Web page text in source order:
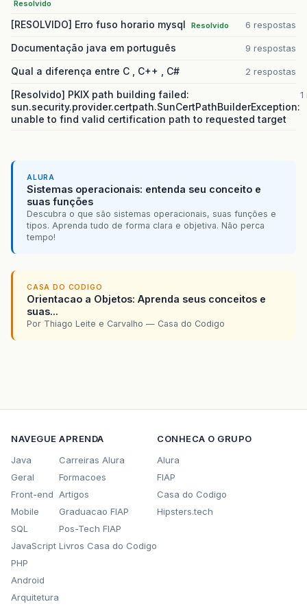
Resolvido
[RESOLVIDO] Erro fuso horario mysql Resolvido 6 respostas
Documentação java em português 9 respostas
Qual a diferença entre C , C++ , C# 2 respostas
[Resolvido] PKIX path building failed:
sun.security.provider.certpath.SunCertPathBuilderException:
unable to find valid certification path to requested target
ALURA
Sistemas operacionais: entenda seu conceito e
suas funções
Descubra o que são sistemas operacionais, suas funções e
tipos. Aprenda tudo de forma clara e objetiva. Não perca
tempo!
CASA DO CODIGO
Orientacao a Objetos: Aprenda seus conceitos e
suas...
Por Thiago Leite e Carvalho — Casa do Codigo
NAVEGUE
Java
Geral
Front-end
Mobile
SQL
JavaScript
PHP
Android
Arquitetura
APRENDA
Carreiras Alura
Formacoes
Artigos
Graduacao FIAP
Pos-Tech FIAP
Livros Casa do Codigo
CONHECA O GRUPO
Alura
FIAP
Casa do Codigo
Hipsters.tech